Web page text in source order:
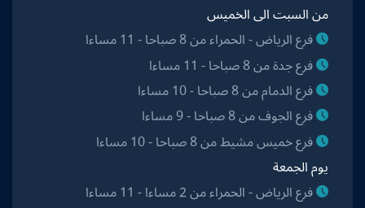
من السبت الى الخميس
فرع الرياض - الحمراء من 8 صباحا - 11 مساءا
فرع جدة من 8 صباحا - 11 مساءا
فرع الدمام من 8 صباحا - 10 مساءا
فرع الجوف من 8 صباحا - 9 مساءا
فرع خميس مشيط من 8 صباحا - 10 مساءا
يوم الجمعة
فرع الرياض - الحمراء من 2 مساءا - 11 مساءا